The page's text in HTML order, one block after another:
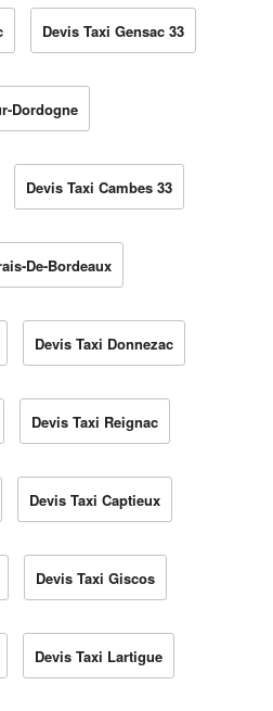
Devis Taxi Gensac 33
Dordogne
Devis Taxi Cambes 33
De-Bordeaux
Devis Taxi Donnezac
Devis Taxi Reignac
Devis Taxi Captieux
Devis Taxi Giscos
Devis Taxi Lartigue